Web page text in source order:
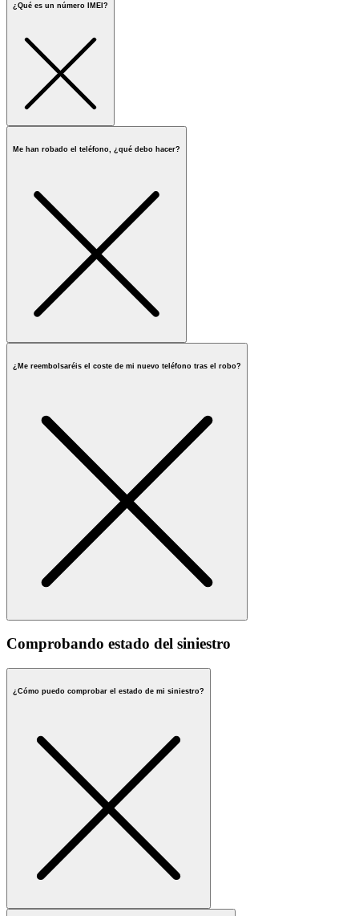
¿Qué es un número IMEI?
Me han robado el teléfono, ¿qué debo hacer?
¿Me reembolsaréis el coste de mi nuevo teléfono tras el robo?
Comprobando estado del siniestro
¿Cómo puedo comprobar el estado de mi siniestro?